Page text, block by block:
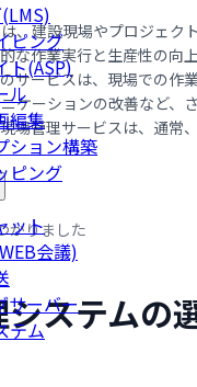
ピング
ト(ASP)
ル
編集
ション構築
ピング
ット
会議)
サーバー
テム
、建設現場やプロジェク
な作業実行と生産性の向
サービスは、現場での作
ケーションの改善など、
場管理サービスは、通常
かりました
ステムの